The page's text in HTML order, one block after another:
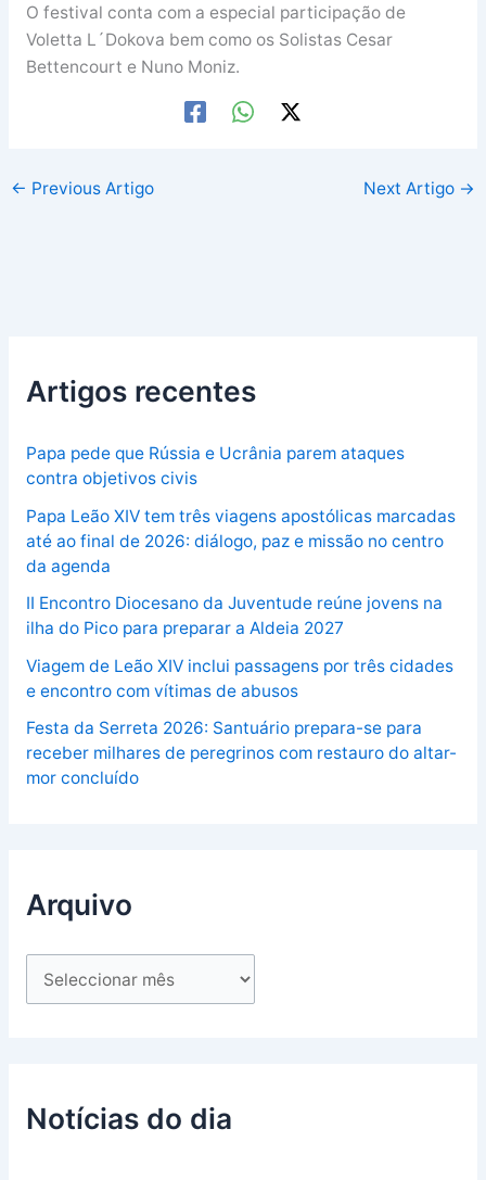
O festival conta com a especial participação de
Voletta L´Dokova bem como os Solistas Cesar
Bettencourt e Nuno Moniz.
← Previous Artigo Next Artigo →
Artigos recentes
Papa pede que Rússia e Ucrânia parem ataques
contra objetivos civis
Papa Leão XIV tem três viagens apostólicas marcadas
até ao final de 2026: diálogo, paz e missão no centro
da agenda
II Encontro Diocesano da Juventude reúne jovens na
ilha do Pico para preparar a Aldeia 2027
Viagem de Leão XIV inclui passagens por três cidades
e encontro com vítimas de abusos
Festa da Serreta 2026: Santuário prepara-se para
receber milhares de peregrinos com restauro do altar-
mor concluído
Arquivo
Notícias do dia